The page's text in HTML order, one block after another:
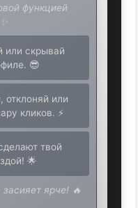
функцией
или скрывай
😎
отклоняй или
кликов. ⚡
твой
🌟
ярче! 🔥